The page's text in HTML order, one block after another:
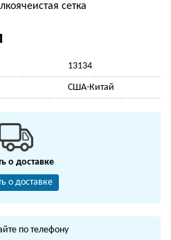
сетка
13134
США-Китай
о доставке
о доставке
по телефону